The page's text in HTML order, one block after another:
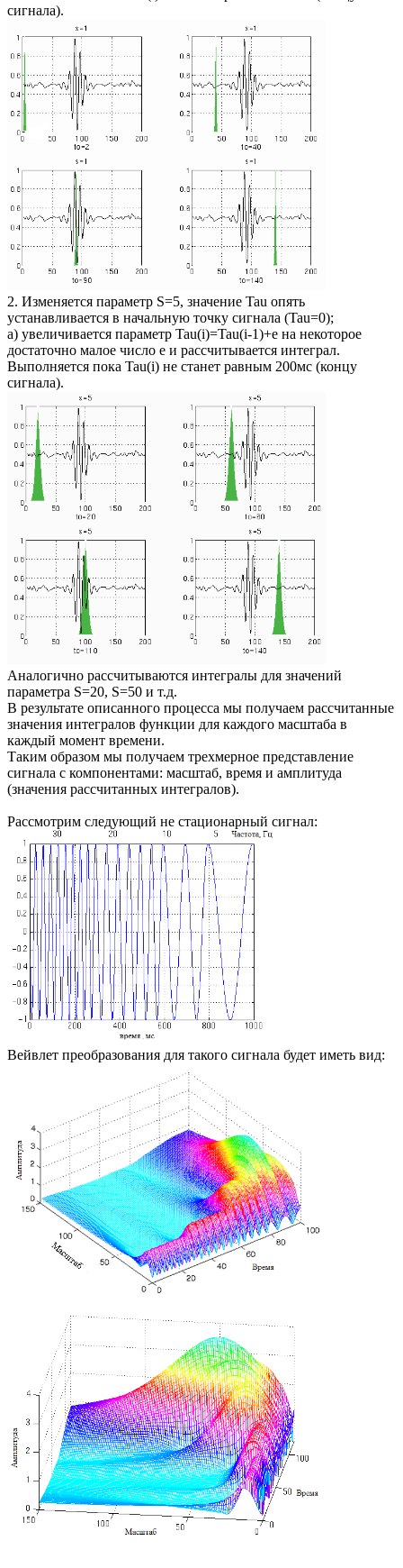
сигнала).
2. Изменяется параметр S=5, значение Tau опять
устанавливается в начальную точку сигнала (Tau=0);
а) увеличивается параметр Tau(i)=Tau(i-1)+e на некоторое
достаточно малое число е и рассчитывается интеграл.
Выполняется пока Tau(i) не станет равным 200мс (концу
сигнала).
Аналогично рассчитываются интегралы для значений
параметра S=20, S=50 и т.д.
В результате описанного процесса мы получаем рассчитанные
значения интегралов функции для каждого масштаба в
каждый момент времени.
Таким образом мы получаем трехмерное представление
сигнала с компонентами: масштаб, время и амплитуда
(значения рассчитанных интегралов).
Рассмотрим следующий не стационарный сигнал:
Вейвлет преобразования для такого сигнала будет иметь вид: